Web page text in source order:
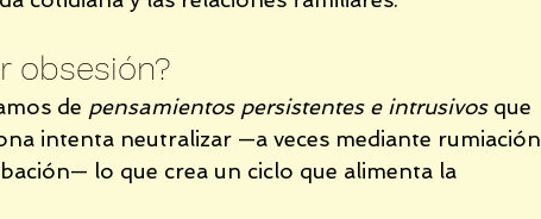
obsesión?
de pensamientos persistentes e intrusivos que
intenta neutralizar —a veces mediante rumiación
lo que crea un ciclo que alimenta la